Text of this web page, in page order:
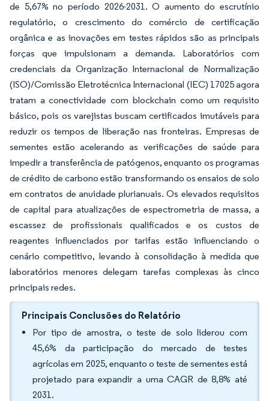
de 5,67% no período 2026-2031. O aumento do escrutínio
regulatório, o crescimento do comércio de certificação
orgânica e as inovações em testes rápidos são as principais
forças que impulsionam a demanda. Laboratórios com
credenciais da Organização Internacional de Normalização
(ISO)/Comissão Eletrotécnica Internacional (IEC) 17025 agora
tratam a conectividade com blockchain como um requisito
básico, pois os varejistas buscam certificados imutáveis para
reduzir os tempos de liberação nas fronteiras. Empresas de
sementes estão acelerando as verificações de saúde para
impedir a transferência de patógenos, enquanto os programas
de crédito de carbono estão transformando os ensaios de solo
em contratos de anuidade plurianuais. Os elevados requisitos
de capital para atualizações de espectrometria de massa, a
escassez de profissionais qualificados e os custos de
reagentes influenciados por tarifas estão influenciando o
cenário competitivo, levando à consolidação à medida que
laboratórios menores delegam tarefas complexas às cinco
principais redes.
Principais Conclusões do Relatório
Por tipo de amostra, o teste de solo liderou com
45,6% da participação do mercado de testes
agrícolas em 2025, enquanto o teste de sementes está
projetado para expandir a uma CAGR de 8,8% até
2031.